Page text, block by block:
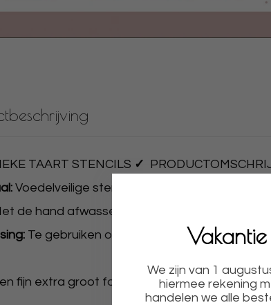
TAART STENCILS ✓
Voedelveilige stencil van dikke kwaliteit.
de hand afwassen in warm water met een
Te gebruiken op taart, koek, cupcakes of
fijn extra groot formaat van 29cm x 29cm.
We zijn van 1
hiermee rekening
handelen we alle